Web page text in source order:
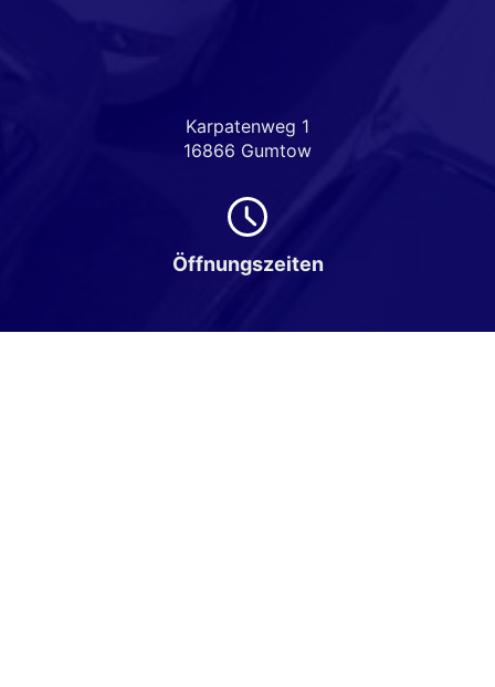
Karpatenweg 1
16866 Gumtow
Öffnungszeiten